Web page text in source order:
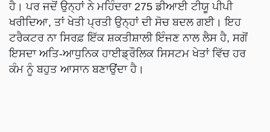
ਹੈ। ਪਰ ਜਦੋਂ ਉਨ੍ਹਾਂ ਨੇ ਮਹਿੰਦਰਾ 275 ਡੀਆਈ ਟੀਯੂ ਪੀਪੀ
ਖਰੀਦਿਆ, ਤਾਂ ਖੇਤੀ ਪ੍ਰਤੀ ਉਨ੍ਹਾਂ ਦੀ ਸੋਚ ਬਦਲ ਗਈ। ਇਹ
ਟਰੈਕਟਰ ਨਾ ਸਿਰਫ਼ ਇੱਕ ਸ਼ਕਤੀਸ਼ਾਲੀ ਇੰਜਣ ਨਾਲ ਲੈਸ ਹੈ, ਸਗੋਂ
ਇਸਦਾ ਅਤਿ-ਆਧੁਨਿਕ ਹਾਈਡ੍ਰੌਲਿਕ ਸਿਸਟਮ ਖੇਤਾਂ ਵਿੱਚ ਹਰ
ਕੰਮ ਨੂੰ ਬਹੁਤ ਆਸਾਨ ਬਣਾਉਂਦਾ ਹੈ।